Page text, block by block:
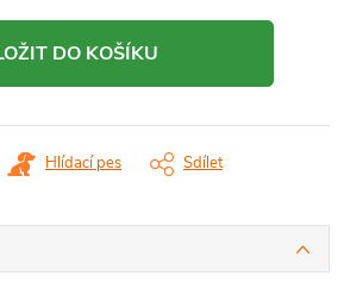
DO KOŠÍKU
Hlídací pes Sdílet